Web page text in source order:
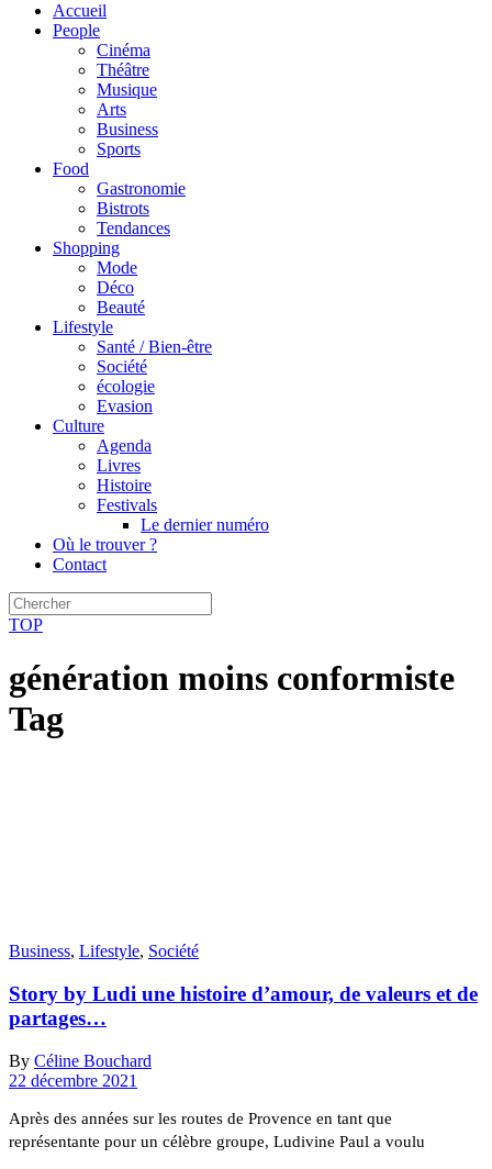
Accueil
People
Cinéma
Théâtre
Musique
Arts
Business
Sports
Food
Gastronomie
Bistrots
Tendances
Shopping
Mode
Déco
Beauté
Lifestyle
Santé / Bien-être
Société
écologie
Evasion
Culture
Agenda
Livres
Histoire
Festivals
Le dernier numéro
Où le trouver ?
Contact
TOP
génération moins conformiste
Tag
Business, Lifestyle, Société
Story by Ludi une histoire d’amour, de valeurs et de
partages…
By Céline Bouchard
22 décembre 2021
Après des années sur les routes de Provence en tant que
représentante pour un célèbre groupe, Ludivine Paul a voulu